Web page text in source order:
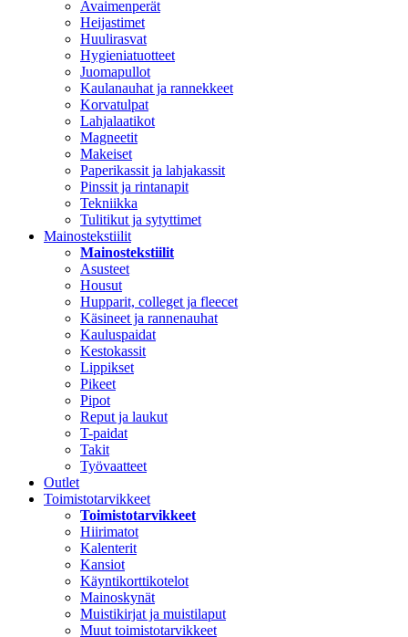
Avaimenperät
Heijastimet
Huulirasvat
Hygieniatuotteet
Juomapullot
Kaulanauhat ja rannekkeet
Korvatulpat
Lahjalaatikot
Magneetit
Makeiset
Paperikassit ja lahjakassit
Pinssit ja rintanapit
Tekniikka
Tulitikut ja sytyttimet
Mainostekstiilit
Mainostekstiilit
Asusteet
Housut
Hupparit, colleget ja fleecet
Käsineet ja rannenauhat
Kauluspaidat
Kestokassit
Lippikset
Pikeet
Pipot
Reput ja laukut
T-paidat
Takit
Työvaatteet
Outlet
Toimistotarvikkeet
Toimistotarvikkeet
Hiirimatot
Kalenterit
Kansiot
Käyntikorttikotelot
Mainoskynät
Muistikirjat ja muistilaput
Muut toimistotarvikkeet